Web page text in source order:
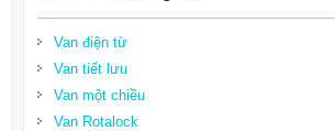
Van điện từ
Van tiết lưu
Van một chiều
Van Rotalock